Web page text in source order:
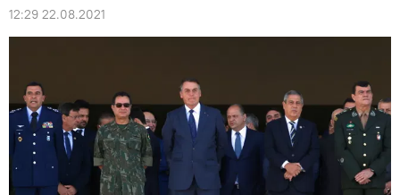
12:29 22.08.2021